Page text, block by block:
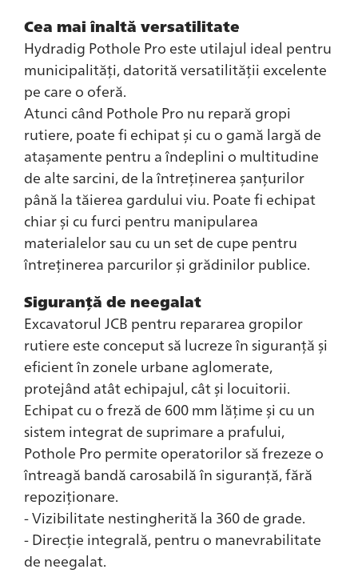
Cea mai înaltă versatilitate
Hydradig Pothole Pro este utilajul ideal pentru
municipalități, datorită versatilității excelente
pe care o oferă.
Atunci când Pothole Pro nu repară gropi
rutiere, poate fi echipat și cu o gamă largă de
atașamente pentru a îndeplini o multitudine
de alte sarcini, de la întreținerea șanțurilor
până la tăierea gardului viu. Poate fi echipat
chiar și cu furci pentru manipularea
materialelor sau cu un set de cupe pentru
întreținerea parcurilor și grădinilor publice.
Siguranță de neegalat
Excavatorul JCB pentru repararea gropilor
rutiere este conceput să lucreze în siguranță și
eficient în zonele urbane aglomerate,
protejând atât echipajul, cât și locuitorii.
Echipat cu o freză de 600 mm lățime și cu un
sistem integrat de suprimare a prafului,
Pothole Pro permite operatorilor să frezeze o
întreagă bandă carosabilă în siguranță, fără
repoziționare.
- Vizibilitate nestingherită la 360 de grade.
- Direcție integrală, pentru o manevrabilitate
de neegalat.